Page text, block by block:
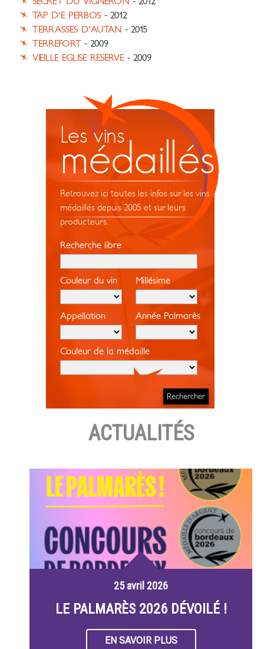
TAP D'E PERBOS - 2012
TERRASSES D'AUTAN - 2015
TERREFORT - 2009
VIEILLE EGLISE RESERVE - 2009
Les vins
médaillés
Retrouvez ici toutes les infos sur les vins
médaillés depuis 2005 et sur leurs
producteurs.
Recherche libre
Couleur du vin Millésime
Appellation Année Palmarès
Couleur de la médaille
ACTUALITÉS
25 avril 2026
LE PALMARÈS 2026 DÉVOILÉ !
EN SAVOIR PLUS